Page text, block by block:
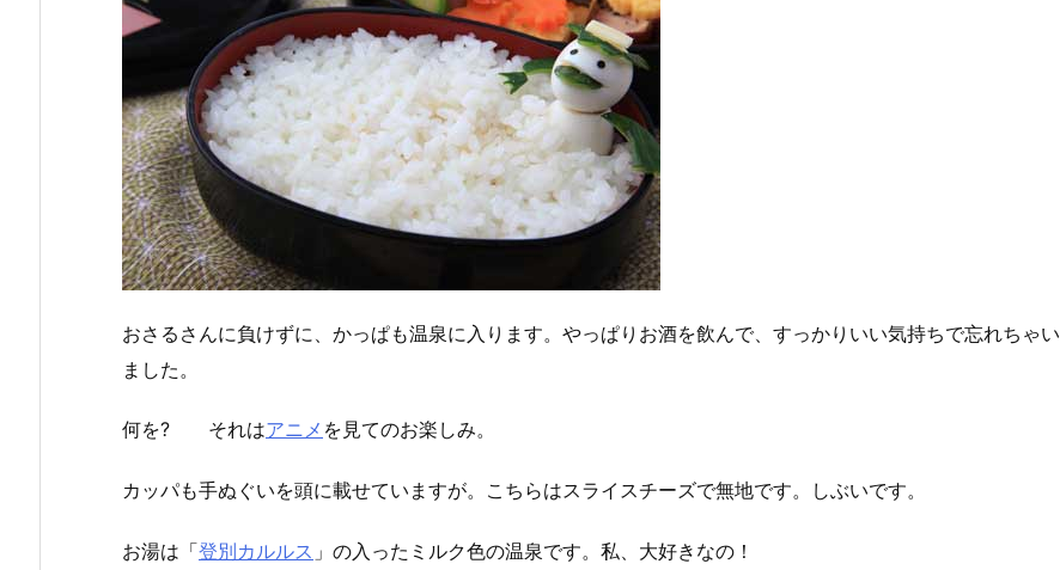
おさるさんに負けずに、かっぱも温泉に入ります。やっぱりお酒を飲んで、すっかりいい気持ちで忘れちゃい
ました。
何を? それはアニメ を見てのお楽しみ。
カッパも手ぬぐいを頭に載せていますが。こちらはスライスチーズで無地です。しぶいです。
お湯は「登別カルルス 」の入ったミルク色の温泉です。私、大好きなの！